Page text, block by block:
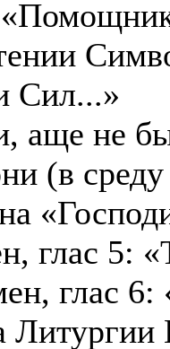
Сил...»
аще не
(в
глас 5:
глас